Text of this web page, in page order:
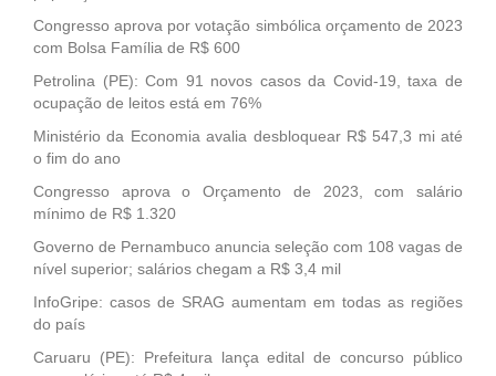
Congresso aprova por votação simbólica orçamento de 2023
com Bolsa Família de R$ 600
Petrolina (PE): Com 91 novos casos da Covid-19, taxa de
ocupação de leitos está em 76%
Ministério da Economia avalia desbloquear R$ 547,3 mi até
o fim do ano
Congresso aprova o Orçamento de 2023, com salário
mínimo de R$ 1.320
Governo de Pernambuco anuncia seleção com 108 vagas de
nível superior; salários chegam a R$ 3,4 mil
InfoGripe: casos de SRAG aumentam em todas as regiões
do país
Caruaru (PE): Prefeitura lança edital de concurso público